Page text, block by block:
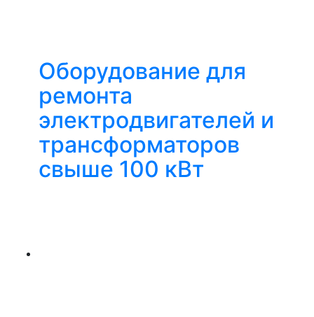
Оборудование для
ремонта
электродвигателей и
трансформаторов
свыше 100 кВт